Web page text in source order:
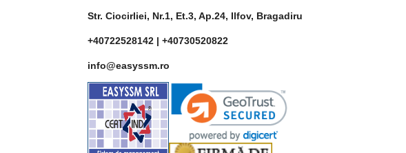
Str. Ciocirliei, Nr.1, Et.3, Ap.24, Ilfov, Bragadiru
+40722528142 | +40730520822
info@easyssm.ro